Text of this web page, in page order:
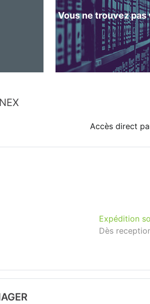
Vous ne trouvez
Accès direct
Expédition
Dès